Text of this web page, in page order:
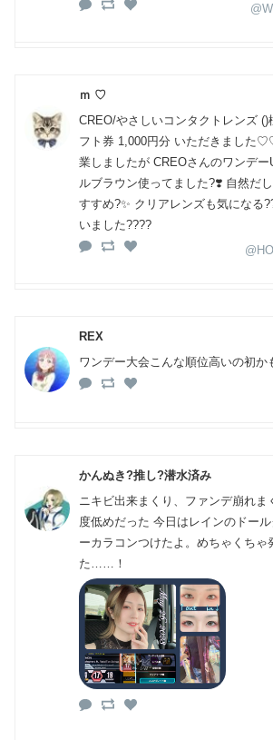
ｍ ♡
CREO/やさしいコンタクトレンズ
フト券 1,000円分 いただきました
業しましたが CREOさんのワンデー
ルブラウン使ってました?❣️ 自然だ
すすめ?✨ クリアレンズも気になる
いました????
REX
ワンデー大会こんな順位高いの初か
かんぬき?推し?潜水済み
ニキビ出来まくり、ファンデ崩れま
度低めだった 今日はレインのドー
ーカラコンつけたよ。めちゃくちゃ
た……！